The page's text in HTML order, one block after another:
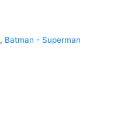
, Batman - Superman